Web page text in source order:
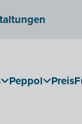
Peppol Preis